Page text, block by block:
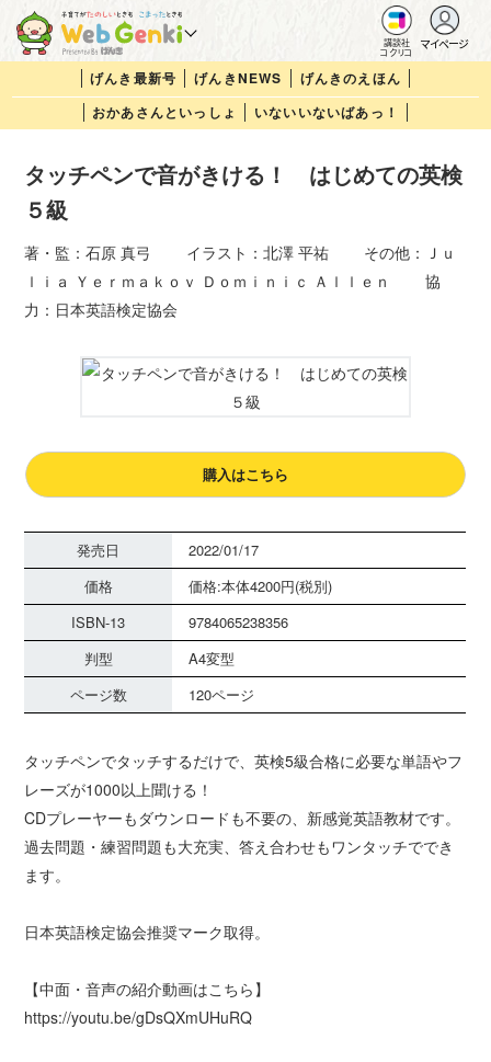
講談社
コクリコ
マイページ
げんき最新号 げんきNEWS
げんきのえほん
おかあさんといっしょ
いないいないばあっ！
タッチペンで音がきける！ はじめての英検
５級
著・監：石原 真弓 イラスト：北澤 平祐 その他：Ｊｕ
ｌｉａ Ｙｅｒｍａｋｏｖ Ｄｏｍｉｎｉｃ Ａｌｌｅｎ 協
力：日本英語検定協会
購入はこちら
発売日
2022/01/17
価格
価格:本体4200円(税別)
ISBN-13
9784065238356
判型
A4変型
ページ数
120ページ
タッチペンでタッチするだけで、英検5級合格に必要な単語やフ
レーズが1000以上聞ける！
CDプレーヤーもダウンロードも不要の、新感覚英語教材です。
過去問題・練習問題も大充実、答え合わせもワンタッチででき
ます。
日本英語検定協会推奨マーク取得。
【中面・音声の紹介動画はこちら】
https://youtu.be/gDsQXmUHuRQ